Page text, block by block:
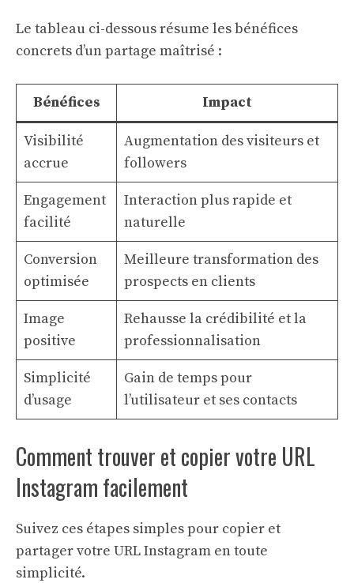
Le tableau ci-dessous résume les bénéfices
concrets d’un partage maîtrisé :
Bénéfices Impact
Visibilité
accrue
Augmentation des visiteurs et
followers
Engagement
facilité
Interaction plus rapide et
naturelle
Conversion
optimisée
Meilleure transformation des
prospects en clients
Image
positive
Rehausse la crédibilité et la
professionnalisation
Simplicité
d’usage
Gain de temps pour
l’utilisateur et ses contacts
Comment trouver et copier votre URL
Instagram facilement
Suivez ces étapes simples pour copier et
partager votre URL Instagram en toute
simplicité.